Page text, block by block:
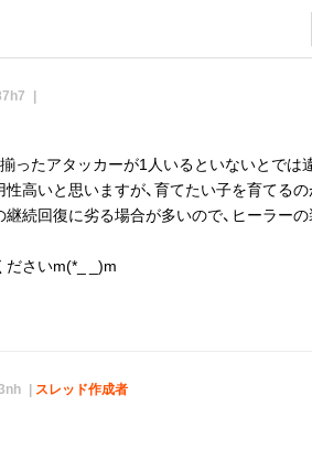
ったアタッカーが1人いるといないとでは
高いと思いますが、育てたい子を育てるの
続回復に劣る場合が多いので、ヒーラー
ださいm(*_ _)m
スレッド作成者